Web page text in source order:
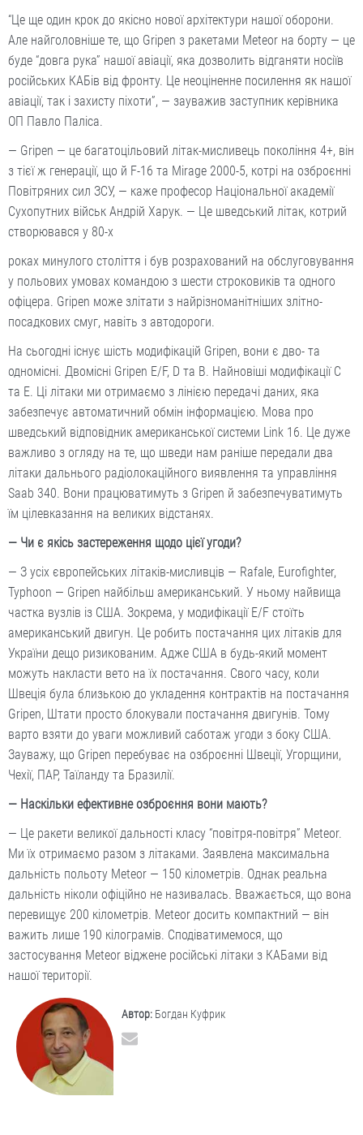
“Це ще один крок до якісно нової архітектури нашої оборони.
Але найголовніше те, що Gripen з ракетами Meteor на борту — це
буде “довга рука” нашої авіації, яка дозволить відганяти носіїв
російських КАБів від фронту. Це неоціненне посилення як нашої
авіації, так і захисту піхоти”, — зауважив заступник керівника
ОП Павло Паліса.
— Gripen — це багатоцільовий літак-мисливець покоління 4+, він
з тієї ж генерації, що й F-16 та Mirage 2000-5, котрі на озброєнні
Повітряних сил ЗСУ, — каже професор Національної академії
Сухопутних військ Андрій Харук. — Це шведський літак, котрий
створювався у 80-х
роках минулого століття і був розрахований на обслуговування
у польових умовах командою з шести строковиків та одного
офіцера. Gripen може злітати з найрізноманітніших злітно-
посадкових смуг, навіть з автодороги.
На сьогодні існує шість модифікацій Gripen, вони є дво- та
одномісні. Двомісні Gripen E/F, D та В. Найновіші модифікації С
та Е. Ці літаки ми отримаємо з лінією передачі даних, яка
забезпечує автоматичний обмін інформацією. Мова про
шведський відповідник американської системи Link 16. Це дуже
важливо з огляду на те, що шведи нам раніше передали два
літаки дальнього радіолокаційного виявлення та управління
Saab 340. Вони працюватимуть з Gripen й забезпечуватимуть
їм цілевказання на великих відстанях.
— Чи є якісь застереження щодо цієї угоди?
— З усіх європейських літаків-мисливців — Rafale, Eurofighter,
Typhoon — Gripen найбільш американський. У ньому найвища
частка вузлів із США. Зокрема, у модифікації E/F стоїть
американський двигун. Це робить постачання цих літаків для
України дещо ризикованим. Адже США в будь-який момент
можуть накласти вето на їх постачання. Свого часу, коли
Швеція була близькою до укладення контрактів на постачання
Gripen, Штати просто блокували постачання двигунів. Тому
варто взяти до уваги можливий саботаж угоди з боку США.
Зауважу, що Gripen перебуває на озброєнні Швеції, Угорщини,
Чехії, ПАР, Таїланду та Бразилії.
— Наскільки ефективне озброєння вони мають?
— Це ракети великої дальності класу “повіт­ря-повітря” Meteor.
Ми їх отримаємо разом з літаками. Заявлена максимальна
дальність польоту Meteor — 150 кілометрів. Однак реальна
дальність ніколи офіційно не називалась. Вважається, що вона
перевищує 200 кілометрів. Meteor досить компактний — він
важить лише 190 кілограмів. Сподіватимемося, що
застосування Meteor віджене російські літаки з КАБами від
нашої території.
Автор: Богдан Куфрик